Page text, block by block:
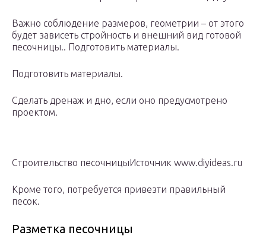
Важно соблюдение размеров, геометрии – от этого
будет зависеть стройность и внешний вид готовой
песочницы.. Подготовить материалы.
Подготовить материалы.
Сделать дренаж и дно, если оно предусмотрено
проектом.
Строительство песочницыИсточник www.diyideas.ru
Кроме того, потребуется привезти правильный
песок.
Разметка песочницы